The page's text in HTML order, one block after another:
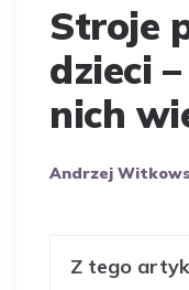
Stroje
dzieci
nich
Opublikowany
Andrzej
Z tego